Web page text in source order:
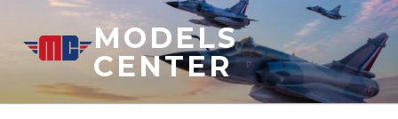
contenido
MODELS
CENTER